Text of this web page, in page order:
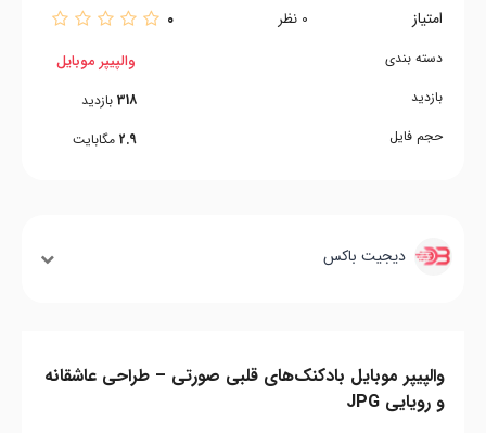
امتیاز 0 نظر 0
دسته بندی
بازدید
حجم فایل
والپیپر موبایل
318 بازدید
2.9 مگابایت
دیجیت باکس
والپیپر موبایل بادکنک‌های قلبی صورتی – طراحی عاشقانه
و رویایی JPG